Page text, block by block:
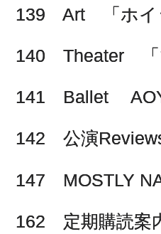
139 Art 「ホイ
140 Theater 「
141 Ballet
142 公演
147 MOSTLY
162 定期購読案